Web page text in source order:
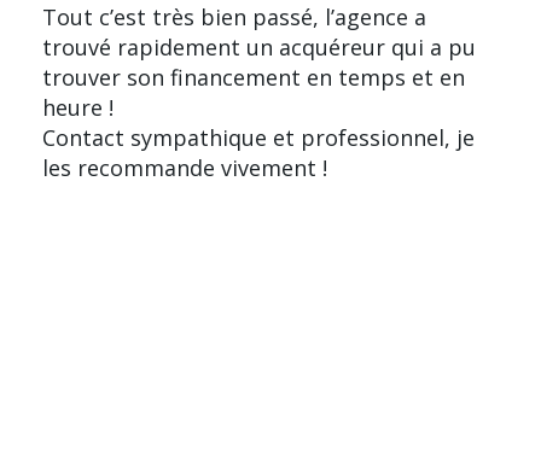
Tout c’est très bien passé, l’agence a
trouvé rapidement un acquéreur qui a pu
trouver son financement en temps et en
heure !
Contact sympathique et professionnel, je
les recommande vivement !